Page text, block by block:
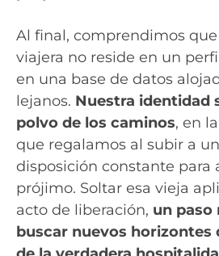
Al final, comprendimos
viajera no reside en un
en una base de datos
lejanos. Nuestra identidad
polvo de los caminos, en
que regalamos al subir a
disposición constante para
prójimo. Soltar esa vieja
acto de liberación, un paso
buscar nuevos horizontes